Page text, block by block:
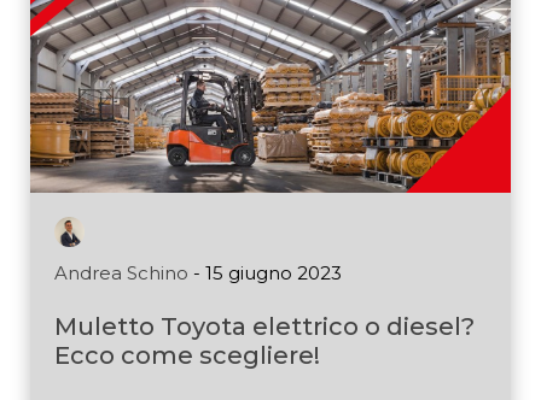
Andrea Schino - 15 giugno 2023
Muletto Toyota elettrico o diesel?
Ecco come scegliere!